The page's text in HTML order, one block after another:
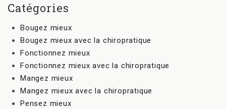
Catégories
Bougez mieux
Bougez mieux avec la chiropratique
Fonctionnez mieux
Fonctionnez mieux avec la chiropratique
Mangez mieux
Mangez mieux avec la chiropratique
Pensez mieux